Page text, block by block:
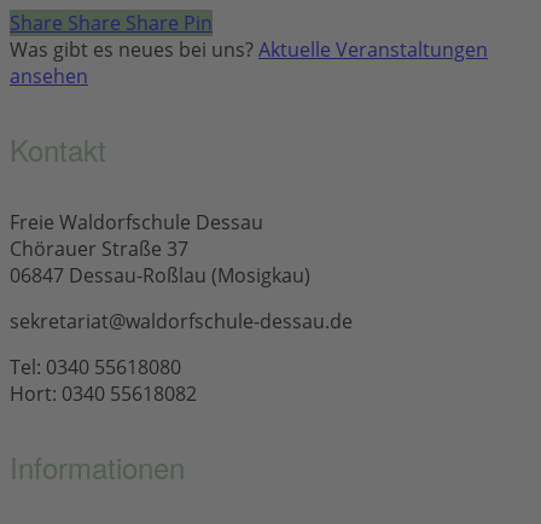
Share Share Share Pin
Was gibt es neues bei uns?Aktuelle Veranstaltungen
ansehen
Kontakt
Freie Waldorfschule Dessau
Chörauer Straße 37
06847 Dessau-Roßlau (Mosigkau)
sekretariat@waldorfschule-dessau.de
Tel: 0340 55618080
Hort: 0340 55618082
Informationen